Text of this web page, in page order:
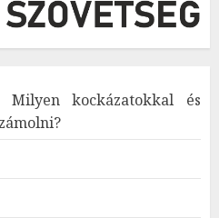
Milyen kockázatokkal és